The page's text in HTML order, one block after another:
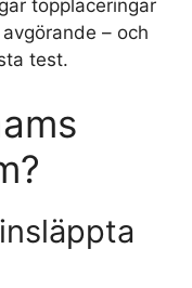
topplaceringar
– och
test.